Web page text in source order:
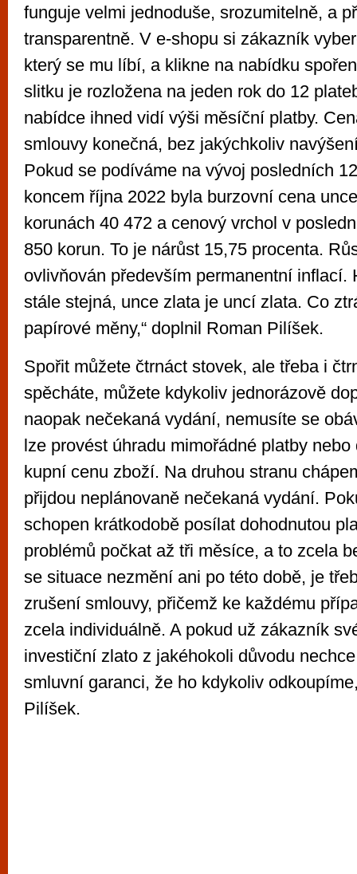
funguje velmi jednoduše, srozumitelně, a
transparentně. V e-shopu si zákazník
který se mu líbí, a klikne na nabídku
slitku je rozložena na jeden rok do 12
nabídce ihned vidí výši měsíční platby.
smlouvy konečná, bez jakýchkoliv
Pokud se podíváme na vývoj posledních
koncem října 2022 byla burzovní cena
korunách 40 472 a cenový vrchol v
850 korun. To je nárůst 15,75 procenta.
ovlivňován především permanentní inflací.
stále stejná, unce zlata je uncí zlata. Co
papírové měny,“ doplnil Roman Pilíšek.
Spořit můžete čtrnáct stovek, ale třeba i
spěcháte, můžete kdykoliv jednorázově
naopak nečekaná vydání, nemusíte se
lze provést úhradu mimořádné platby nebo
kupní cenu zboží. Na druhou stranu
přijdou neplánovaně nečekaná vydání.
schopen krátkodobě posílat dohodnutou
problémů počkat až tři měsíce, a to zcela
se situace nezmění ani po této době, je
zrušení smlouvy, přičemž ke každému
zcela individuálně. A pokud už zákazník
investiční zlato z jakéhokoli důvodu
smluvní garanci, že ho kdykoliv
Pilíšek.